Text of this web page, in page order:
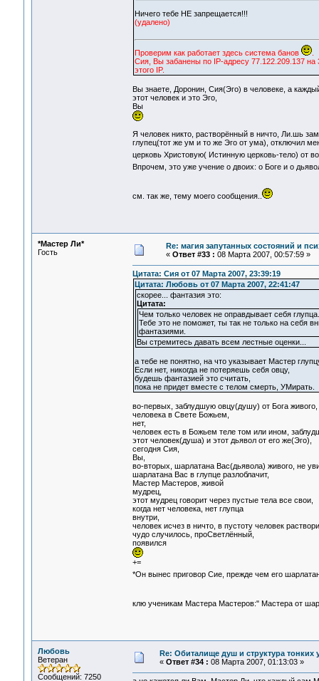
Ничего тебе НЕ запрещается!!!
(удалено)
Проверим как работает здесь система банов
.
Сия, Вы забанены по IP-адресу 77.122.209.137
этого IP.
Вы знаете, Доронин, Сия(Эго) в человеке, а
этот человек и это Эго,
Вы
Я человек никто, растворённый в ничто, Ли.шь
глупец(тот же ум и то же Эго от ума), отключил
церковь Христовую( Истинную церковь-тело) от
Впрочем, это уже учение о двоих: о Боге и о
см. так же, тему моего сообщения..
*Мастер Ли*
Гость
Re: магия запутанных состояний и
« Ответ #33 : 08 Марта 2007, 00:57:59 »
Цитата: Сия от 07 Марта 2007, 23:39:19
Цитата: Любовь от 07 Марта 2007, 22:41:47
скорее... фантазия это:
Цитата:
Чем только человек не оправдывает себя глупца.
Тебе это не поможет, ты так не только на себя
фантазиями.
Вы стремитесь давать всем лестные оценки...
а тебе не понятно, на что указывает Мастер
Если нет, никогда не потеряешь себя овцу,
будешь фантазией это считать,
пока не придет вместе с телом смерть, УМирать.
во-первых, заблудшую овцу(душу) от Бога
человека в Свете Божьем,
нет,
человек есть в Божьем теле том или ином,
этот человек(душа) и этот дьявол от его же(Эго),
сегодня Сия,
Вы,
во-вторых, шарлатана Вас(дьявола) живого, не
шарлатана Вас в глупце разлоблачит,
Мастер Мастеров, живой
мудрец,
этот мудрец говорит через пустые тела все свои,
когда нет человека, нет глупца
внутри,
человек исчез в ничто, в пустоту человек
чудо случилось, проСветлённый,
появился
+=
*Он вынес приговор Сие, прежде чем его
клю ученикам Мастера Мастеров:" Мастера от
Любовь
Ветеран
Сообщений: 7250
Re: Обиталище душ и структура тонких
« Ответ #34 : 08 Марта 2007, 01:13:03 »